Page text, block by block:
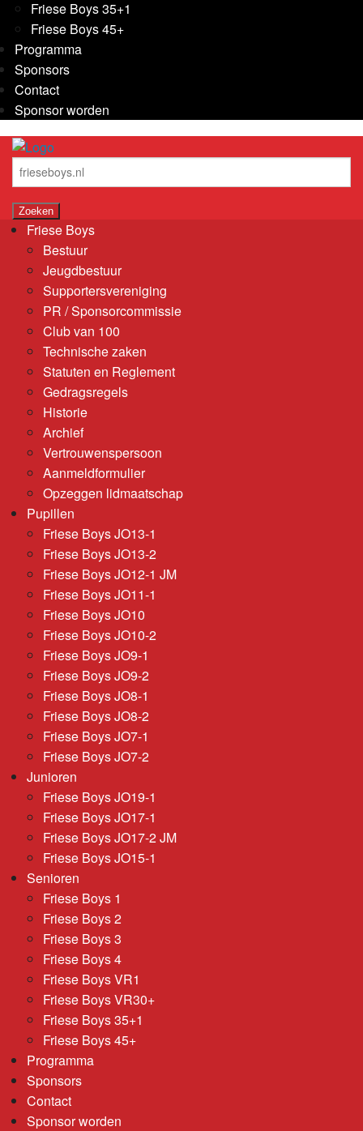
Friese Boys 35+1
Friese Boys 45+
Programma
Sponsors
Contact
Sponsor worden
Friese Boys
Bestuur
Jeugdbestuur
Supportersvereniging
PR / Sponsorcommissie
Club van 100
Technische zaken
Statuten en Reglement
Gedragsregels
Historie
Archief
Vertrouwenspersoon
Aanmeldformulier
Opzeggen lidmaatschap
Pupillen
Friese Boys JO13-1
Friese Boys JO13-2
Friese Boys JO12-1 JM
Friese Boys JO11-1
Friese Boys JO10
Friese Boys JO10-2
Friese Boys JO9-1
Friese Boys JO9-2
Friese Boys JO8-1
Friese Boys JO8-2
Friese Boys JO7-1
Friese Boys JO7-2
Junioren
Friese Boys JO19-1
Friese Boys JO17-1
Friese Boys JO17-2 JM
Friese Boys JO15-1
Senioren
Friese Boys 1
Friese Boys 2
Friese Boys 3
Friese Boys 4
Friese Boys VR1
Friese Boys VR30+
Friese Boys 35+1
Friese Boys 45+
Programma
Sponsors
Contact
Sponsor worden